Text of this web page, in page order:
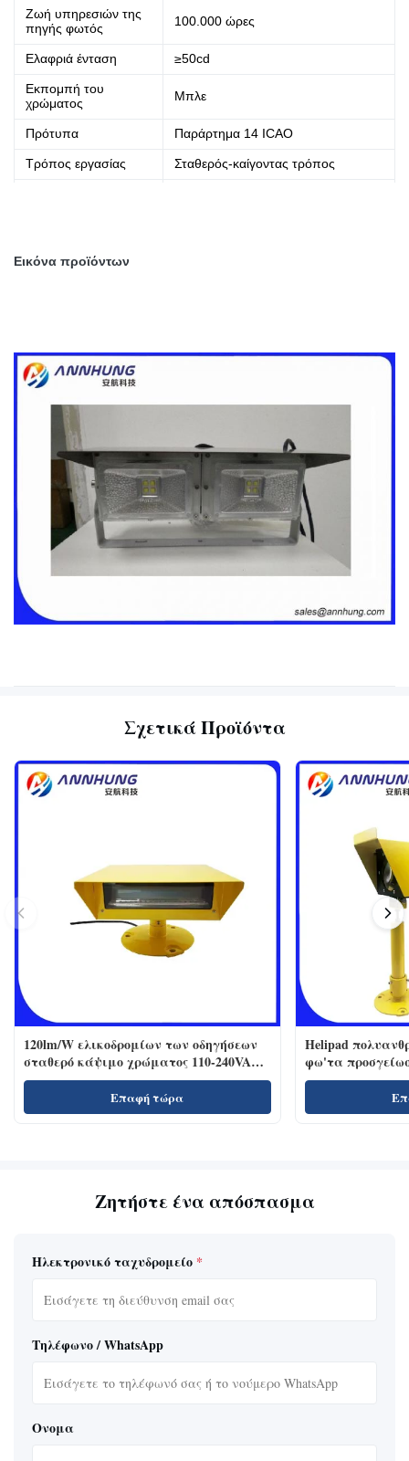
Ζωή υπηρεσιών της
πηγής φωτός
100.000 ώρες
Ελαφριά ένταση ≥50cd
Εκπομπή του
χρώματος
Μπλε
Πρότυπα Παράρτημα 14 ICAO
Τρόπος εργασίας Σταθερός-καίγοντας τρόπος
Εικόνα προϊόντων
Σχετικά Προϊόντα
120lm/W ελικοδρομίων των οδηγήσεων
σταθερό κάψιμο χρώματος 110-240VAC
προβολέα άσπρο
Επαφή τώρα
Helipad
φω'τα
Ζητήστε ένα απόσπασμα
Ηλεκτρονικό ταχυδρομείο *
Τηλέφωνο / WhatsApp
Ονομα